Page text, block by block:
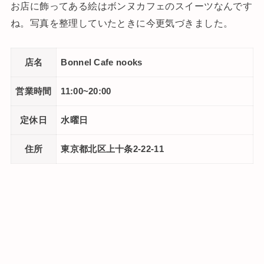
お店に飾ってある絵はボンヌカフェのスイーツなんです
ね。写真を整理していたときに今更気づきました。
店名 Bonnel Cafe nooks
営業時間 11:00~20:00
定休日 水曜日
住所 東京都北区上十条2-22-11